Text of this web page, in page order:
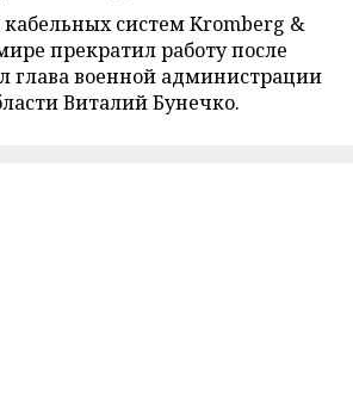
систем Kromberg &
прекратил работу после
глава военной администрации
Виталий Бунечко.